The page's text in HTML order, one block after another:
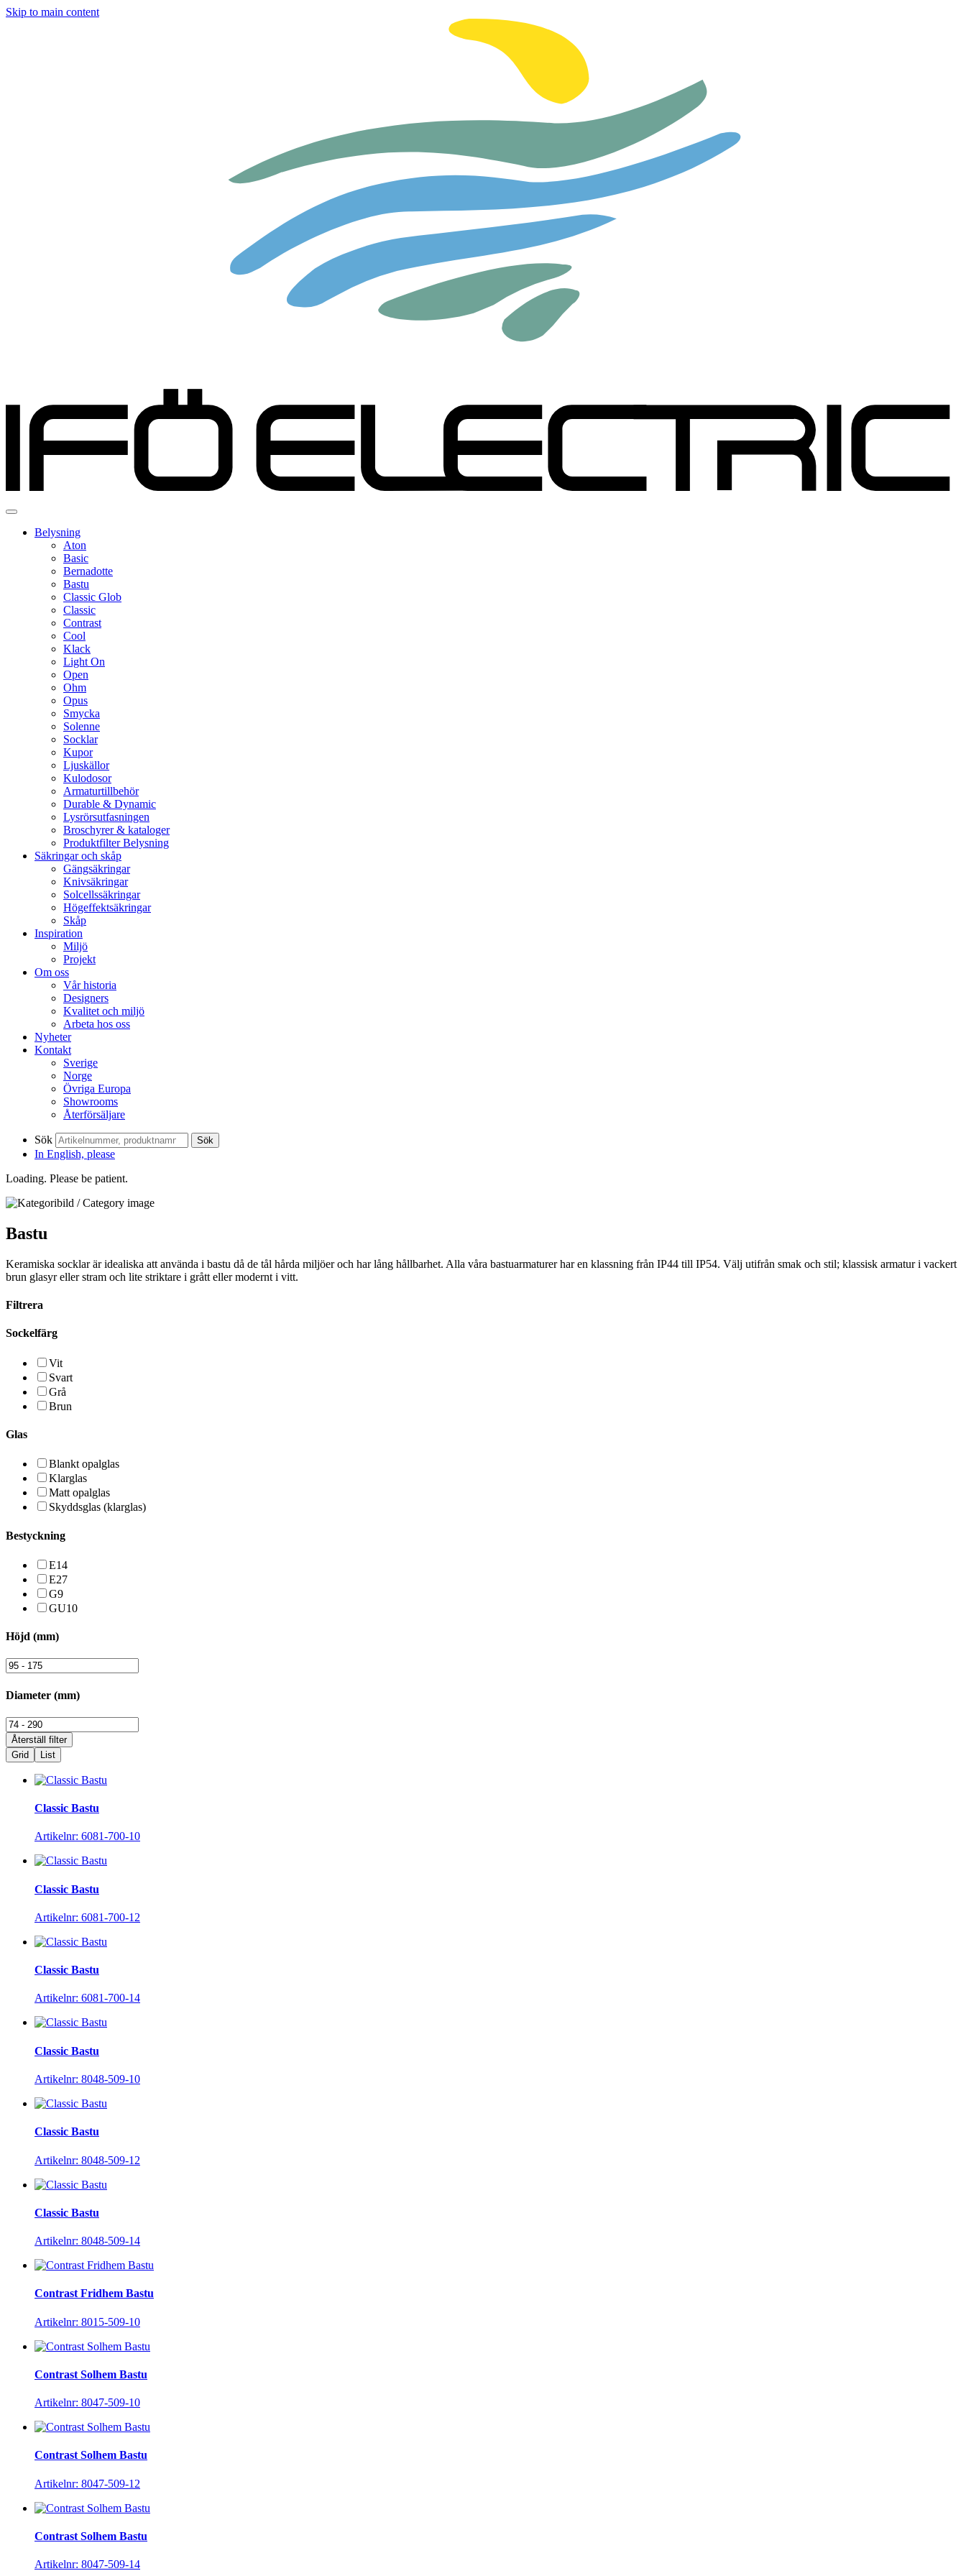
Skip to main content
Belysning
Aton
Basic
Bernadotte
Bastu
Classic Glob
Classic
Contrast
Cool
Klack
Light On
Open
Ohm
Opus
Smycka
Solenne
Socklar
Kupor
Ljuskällor
Kulodosor
Armaturtillbehör
Durable & Dynamic
Lysrörsutfasningen
Broschyrer & kataloger
Produktfilter Belysning
Säkringar och skåp
Gängsäkringar
Knivsäkringar
Solcellssäkringar
Högeffektsäkringar
Skåp
Inspiration
Miljö
Projekt
Om oss
Vår historia
Designers
Kvalitet och miljö
Arbeta hos oss
Nyheter
Kontakt
Sverige
Norge
Övriga Europa
Showrooms
Återförsäljare
Sök Sök
In English, please
Loading. Please be patient.
Bastu
Keramiska socklar är idealiska att använda i bastu då de tål hårda miljöer och har lång hållbarhet. Alla våra bastuarmaturer har en klassning från IP44 till IP54. Välj utifrån smak och stil; klassisk armatur i vackert
brun glasyr eller stram och lite striktare i grått eller modernt i vitt.
Filtrera
Sockelfärg
Vit
Svart
Grå
Brun
Glas
Blankt opalglas
Klarglas
Matt opalglas
Skyddsglas (klarglas)
Bestyckning
E14
E27
G9
GU10
Höjd (mm)
Diameter (mm)
Grid List
Classic Bastu
Artikelnr: 6081-700-10
Classic Bastu
Artikelnr: 6081-700-12
Classic Bastu
Artikelnr: 6081-700-14
Classic Bastu
Artikelnr: 8048-509-10
Classic Bastu
Artikelnr: 8048-509-12
Classic Bastu
Artikelnr: 8048-509-14
Contrast Fridhem Bastu
Artikelnr: 8015-509-10
Contrast Solhem Bastu
Artikelnr: 8047-509-10
Contrast Solhem Bastu
Artikelnr: 8047-509-12
Contrast Solhem Bastu
Artikelnr: 8047-509-14